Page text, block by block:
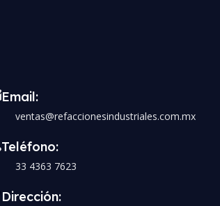
Email:
ventas@refaccionesindustriales.com.mx
Teléfono:
33 4363 7623
Dirección: